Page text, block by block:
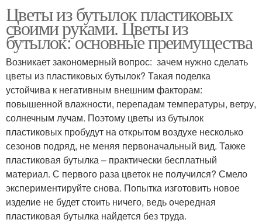
Цветы из бутылок пластиковых
своими руками. Цветы из
бутылок: основные преимущества
Возникает закономерный вопрос: зачем нужно сделать
цветы из пластиковых бутылок? Такая поделка
устойчива к негативным внешним факторам:
повышенной влажности, перепадам температуры, ветру,
солнечным лучам. Поэтому цветы из бутылок
пластиковых пробудут на открытом воздухе несколько
сезонов подряд, не меняя первоначальный вид. Также
пластиковая бутылка – практически бесплатный
материал. С первого раза цветок не получился? Смело
экспериментируйте снова. Попытка изготовить новое
изделие не будет стоить ничего, ведь очередная
пластиковая бутылка найдется без труда.